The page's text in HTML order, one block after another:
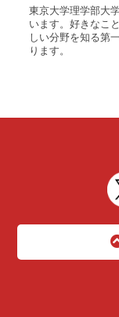
東京大学理学部大
います。好きなこ
しい分野を知る第
ります。